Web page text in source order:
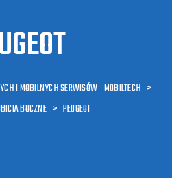
I MOBILNYCH SERWISÓW - MOBILTECH >
BOCZNE > PEUGEOT